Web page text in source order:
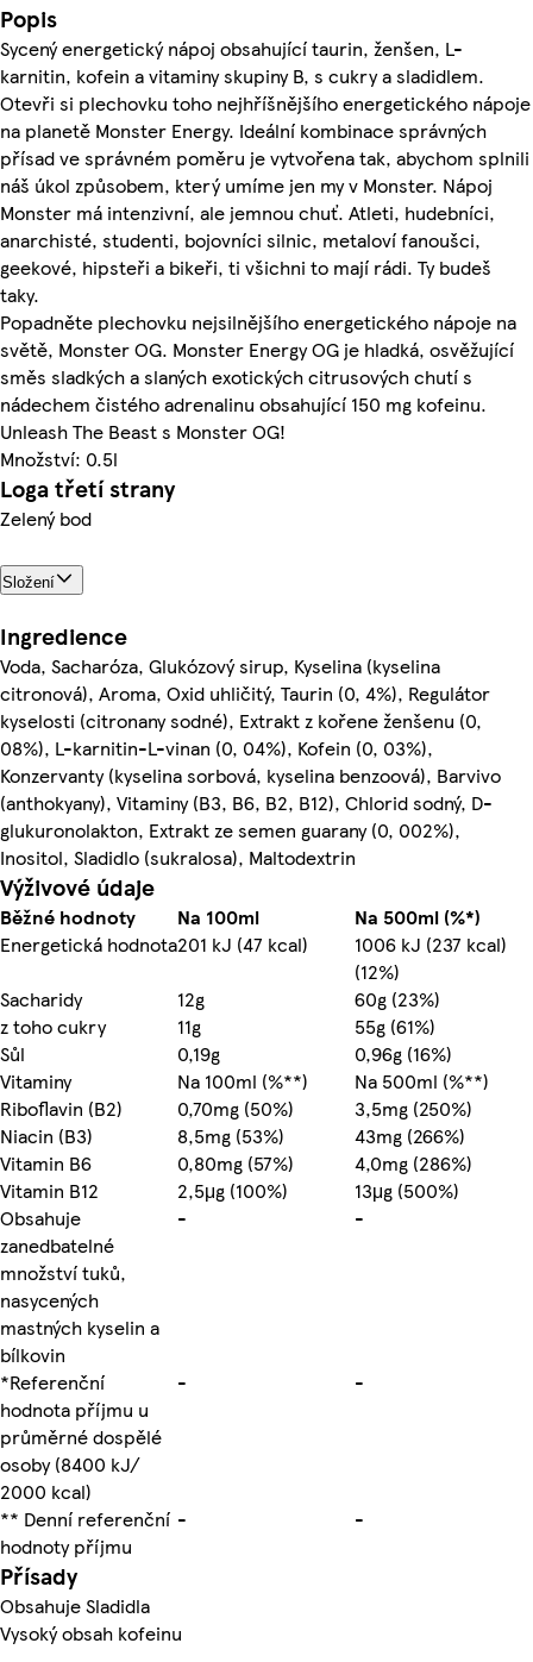
Popis
Sycený energetický nápoj obsahující taurin, ženšen, L-
karnitin, kofein a vitaminy skupiny B, s cukry a sladidlem.
Otevři si plechovku toho nejhříšnějšího energetického nápoje
na planetě Monster Energy. Ideální kombinace správných
přísad ve správném poměru je vytvořena tak, abychom splnili
náš úkol způsobem, který umíme jen my v Monster. Nápoj
Monster má intenzivní, ale jemnou chuť. Atleti, hudebníci,
anarchisté, studenti, bojovníci silnic, metaloví fanoušci,
geekové, hipsteři a bikeři, ti všichni to mají rádi. Ty budeš
taky.
Popadněte plechovku nejsilnějšího energetického nápoje na
světě, Monster OG. Monster Energy OG je hladká, osvěžující
směs sladkých a slaných exotických citrusových chutí s
nádechem čistého adrenalinu obsahující 150 mg kofeinu.
Unleash The Beast s Monster OG!
Množství: 0.5l
Loga třetí strany
Zelený bod
Složení
Ingredience
Voda, Sacharóza, Glukózový sirup, Kyselina (kyselina
citronová), Aroma, Oxid uhličitý, Taurin (0, 4%), Regulátor
kyselosti (citronany sodné), Extrakt z kořene ženšenu (0,
08%), L-karnitin-L-vinan (0, 04%), Kofein (0, 03%),
Konzervanty (kyselina sorbová, kyselina benzoová), Barvivo
(anthokyany), Vitaminy (B3, B6, B2, B12), Chlorid sodný, D-
glukuronolakton, Extrakt ze semen guarany (0, 002%),
Inositol, Sladidlo (sukralosa), Maltodextrin
Výživové údaje
Běžné hodnoty Na 100ml
Na 500ml (%*)
Energetická hodnota201 kJ (47 kcal)
1006 kJ (237 kcal)
(12%)
Sacharidy
12g
60g (23%)
z toho cukry
11g
55g (61%)
Sůl
0,19g
0,96g (16%)
Vitaminy
Na 100ml (%**)
Na 500ml (%**)
Riboflavin (B2)
0,70mg (50%)
3,5mg (250%)
Niacin (B3)
8,5mg (53%)
43mg (266%)
Vitamin B6
0,80mg (57%)
4,0mg (286%)
Vitamin B12
2,5μg (100%)
13μg (500%)
Obsahuje
zanedbatelné
množství tuků,
nasycených
mastných kyselin a
bílkovin
- -
*Referenční
hodnota příjmu u
průměrné dospělé
osoby (8400 kJ/
2000 kcal)
- -
** Denní referenční
hodnoty příjmu
- -
Přísady
Obsahuje Sladidla
Vysoký obsah kofeinu